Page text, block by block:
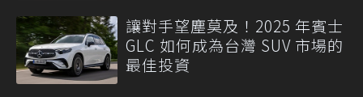
讓對手望塵莫及！2025 年賓士
GLC 如何成為台灣 SUV 市場的
最佳投資